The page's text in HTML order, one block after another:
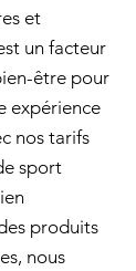
et
un facteur
être pour
expérience
nos tarifs
sport
produits
nous